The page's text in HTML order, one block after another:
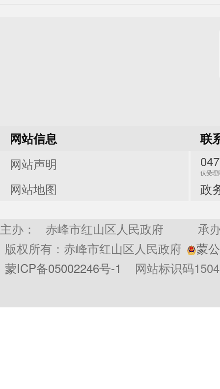
决算
网站信息
网站声明
网站地图
联
仅受理
政
主办： 赤峰市红山区人民政府 承
版权所有：赤峰市红山区人民政府
蒙
蒙ICP备05002246号-1
网站标识码